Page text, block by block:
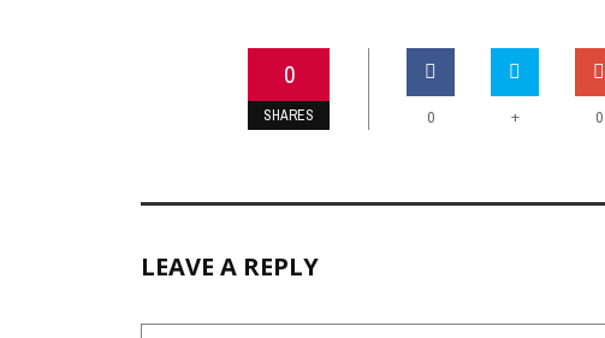
0
SHARES 0 + 0
LEAVE A REPLY